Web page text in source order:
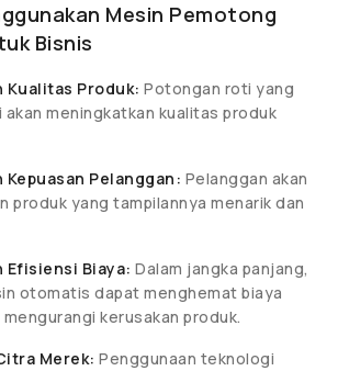
Mesin Pemotong
Bisnis
Kualitas Produk: Potongan roti yang
akan meningkatkan kualitas produk
Kepuasan Pelanggan: Pelanggan akan
produk yang tampilannya menarik dan
Efisiensi Biaya: Dalam jangka panjang,
otomatis dapat menghemat biaya
kerusakan produk.
Merek: Penggunaan teknologi